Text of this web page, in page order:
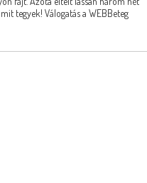
tegyek! Válogatás a WEBBeteg